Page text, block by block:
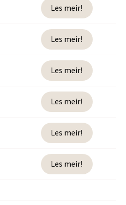
Les meir!
Les meir!
Les meir!
Les meir!
Les meir!
Les meir!